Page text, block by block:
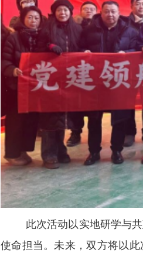
此次活动以实地研学与
使命担当。未来，双方将以此